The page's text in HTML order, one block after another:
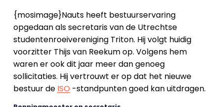
{mosimage}Nauts heeft bestuurservaring
opgedaan als secretaris van de Utrechtse
studentenroeivereniging Triton. Hij volgt huidig
voorzitter Thijs van Reekum op. Volgens hem
waren er ook dit jaar meer dan genoeg
sollicitaties. Hij vertrouwt er op dat het nieuwe
bestuur de ISO -standpunten goed kan uitdragen.